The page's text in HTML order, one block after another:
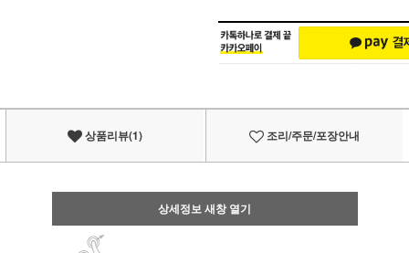
상품리뷰(1) 조리/주문/포장안내
상세정보 새창 열기